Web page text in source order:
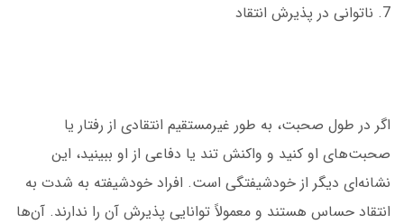
7. ناتوانی در پذیرش انتقاد
اگر در طول صحبت، به طور غیرمستقیم انتقادی از رفتار یا
صحبت‌های او کنید و واکنش تند یا دفاعی از او ببینید، این
نشانه‌ای دیگر از خودشیفتگی است. افراد خودشیفته به شدت به
انتقاد حساس هستند و معمولاً توانایی پذیرش آن را ندارند. آن‌ها